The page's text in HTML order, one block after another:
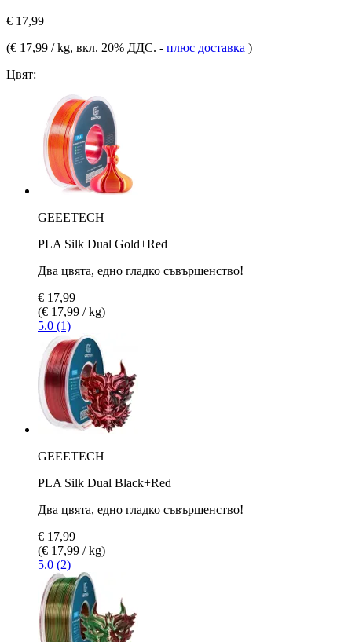
€ 17,99
(€ 17,99 / kg, вкл. 20% ДДС. - плюс доставка )
Цвят:
GEEETECH
PLA Silk Dual Gold+Red
Два цвята, едно гладко съвършенство!
€ 17,99
(€ 17,99 / kg)
5.0 (1)
GEEETECH
PLA Silk Dual Black+Red
Два цвята, едно гладко съвършенство!
€ 17,99
(€ 17,99 / kg)
5.0 (2)